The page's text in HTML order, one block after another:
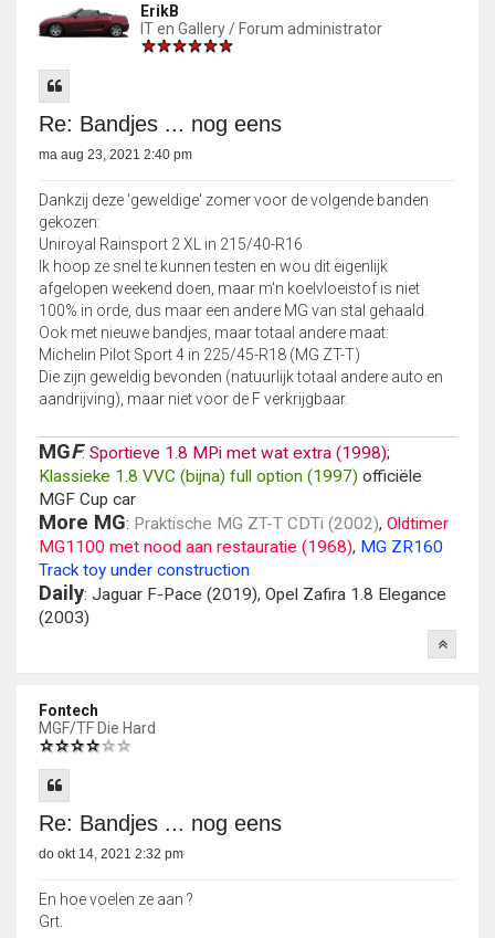
ErikB
IT en Gallery / Forum administrator
Re: Bandjes ... nog eens
ma aug 23, 2021 2:40 pm
Dankzij deze 'geweldige' zomer voor de volgende banden
gekozen:
Uniroyal Rainsport 2 XL in 215/40-R16
Ik hoop ze snel te kunnen testen en wou dit eigenlijk
afgelopen weekend doen, maar m'n koelvloeistof is niet
100% in orde, dus maar een andere MG van stal gehaald.
Ook met nieuwe bandjes, maar totaal andere maat:
Michelin Pilot Sport 4 in 225/45-R18 (MG ZT-T)
Die zijn geweldig bevonden (natuurlijk totaal andere auto en
aandrijving), maar niet voor de F verkrijgbaar.
MGF: Sportieve 1.8 MPi met wat extra (1998);
Klassieke 1.8 VVC (bijna) full option (1997) officiële
MGF Cup car
More MG: Praktische MG ZT-T CDTi (2002), Oldtimer
MG1100 met nood aan restauratie (1968), MG ZR160
Track toy under construction
Daily: Jaguar F-Pace (2019), Opel Zafira 1.8 Elegance
(2003)
Fontech
MGF/TF Die Hard
Re: Bandjes ... nog eens
do okt 14, 2021 2:32 pm
En hoe voelen ze aan ?
Grt.